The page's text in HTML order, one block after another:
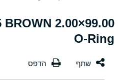
75 BROWN
O-Ring